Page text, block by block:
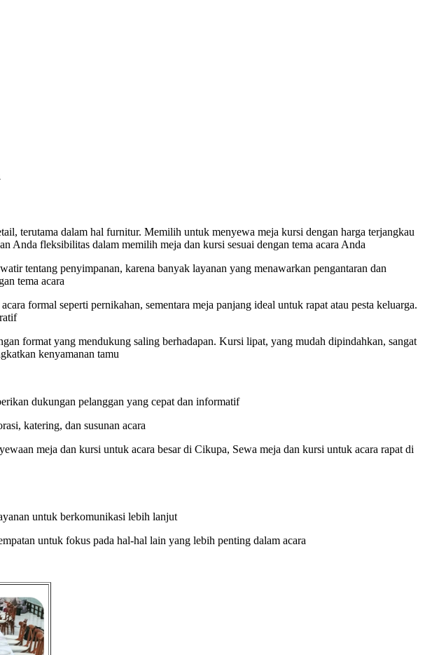
terutama dalam hal furnitur. Memilih untuk menyewa meja kursi dengan harga terjangkau
Anda fleksibilitas dalam memilih meja dan kursi sesuai dengan tema acara Anda
tentang penyimpanan, karena banyak layanan yang menawarkan pengantaran dan
tema acara
formal seperti pernikahan, sementara meja panjang ideal untuk rapat atau pesta keluarga.
format yang mendukung saling berhadapan. Kursi lipat, yang mudah dipindahkan, sangat
kenyamanan tamu
dukungan pelanggan yang cepat dan informatif
katering, dan susunan acara
meja dan kursi untuk acara besar di Cikupa, Sewa meja dan kursi untuk acara rapat di
untuk berkomunikasi lebih lanjut
untuk fokus pada hal-hal lain yang lebih penting dalam acara